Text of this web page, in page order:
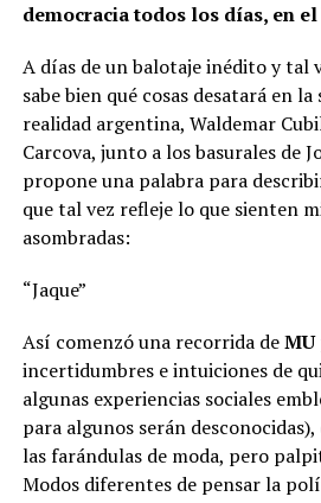
democracia todos los días, en
A días de un balotaje inédito y tal
sabe bien qué cosas desatará en
realidad argentina, Waldemar
Carcova, junto a los basurales de
propone una palabra para
que tal vez refleje lo que sienten
asombradas:
“Jaque”
Así comenzó una recorrida deMU
incertidumbres e intuiciones de
algunas experiencias sociales
para algunos serán
las farándulas de moda, pero
Modos diferentes de pensar la